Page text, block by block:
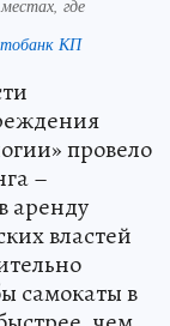
где
КП
провело
–
аренду
властей
самокаты в